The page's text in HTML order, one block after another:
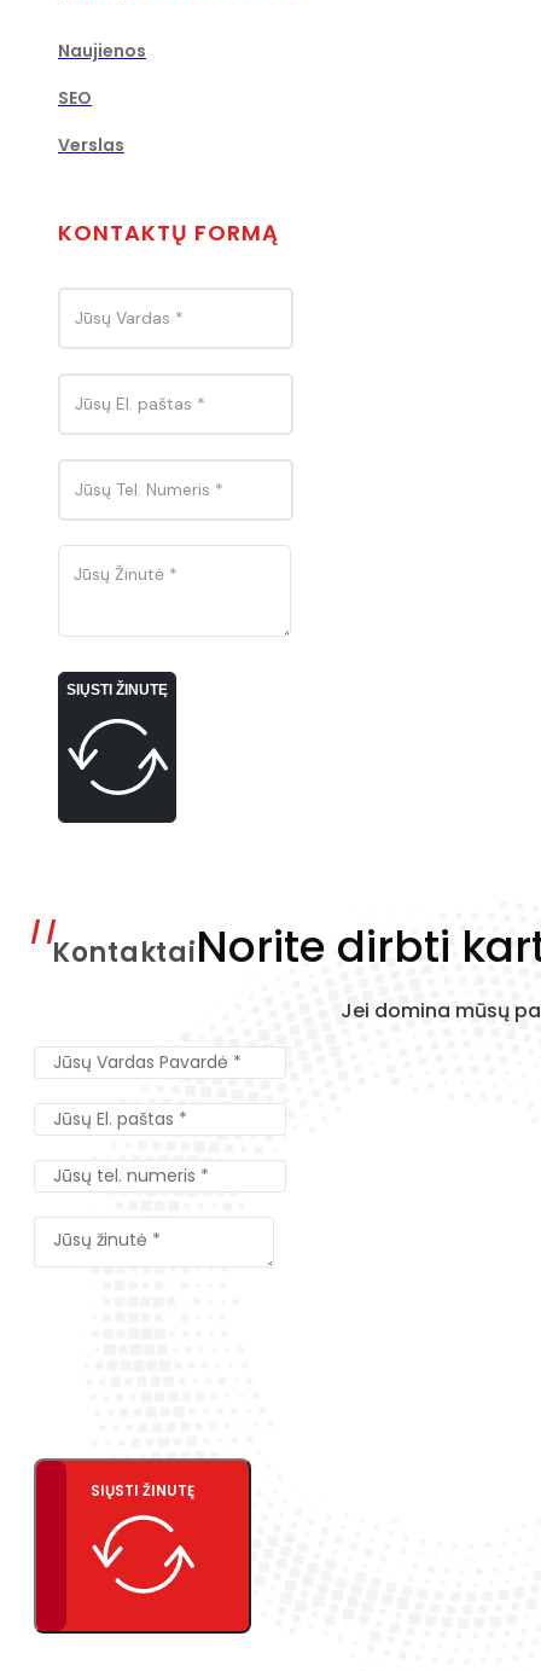
Naujienos
SEO
Verslas
KONTAKTŲ FORMĄ
SIŲSTI ŽINUTĘ
KontaktaiNorite dirbti
Jei domina mūsų
SIŲSTI ŽINUTĘ